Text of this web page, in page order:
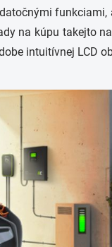
na kúpu takejto
intuitívnej LCD